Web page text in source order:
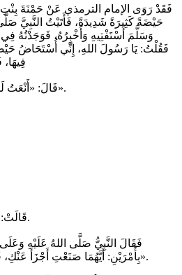
فَقَدْ رَوَى الإمام الترمذي عَنْ حَمْنَةَ
حَيْضَةً كَثِيرَةً شَدِيدَةً، فَأَتَيْتُ النَّبِيَّ
وَسَلَّمَ أَسْتَفْتِيهِ وَأُخْبِرُهُ، فَوَجَدْتُهُ
فَقُلْتُ: يَا رَسُولَ اللهِ، إِنِّي أُسْتَحَاضُ
قَالَ: «أَنْعَتُ لَكِ الكُرْسُفَ، فَإِنَّهُ يُذْهِبُ الدَّمَ».
قَالَتْ: هُوَ أَكْثَرُ مِنْ ذَلِكَ، إِنَّمَا أَثُجُّ ثَجَّاً.
فَقَالَ النَّبِيُّ صَلَّى اللهُ عَلَيْهِ
بِأَمْرَيْنِ: أَيَّهُمَا صَنَعْتِ أَجْزَأَ عَنْكِ، فَإِنْ قَوِيتِ عَلَيْهِمَا فَأَنْتِ أَعْلَمُ».